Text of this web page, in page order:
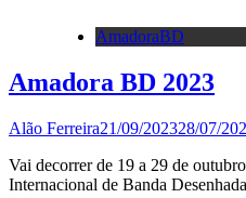
AmadoraBD
Amadora BD 2023
Alão Ferreira21/09/202328/07/
Vai decorrer de 19 a 29 de
Internacional de Banda